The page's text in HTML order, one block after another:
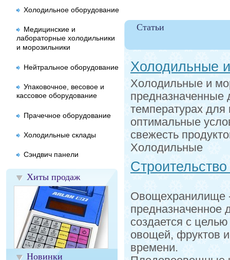
Холодильное оборудование
Медицинские и
лабораторные холодильники
и морозильники
Нейтральное оборудование
Упаковочное, весовое и
кассовое оборудование
Прачечное оборудование
Холодильные склады
Сэндвич панели
Хиты продаж
Новинки
Статьи
Холодильные
Холодильные и
предназначенные
температурах для
оптимальные
свежесть
Холодильные
Овощехранилище
предназначенное
создается с
овощей, фруктов
времени.